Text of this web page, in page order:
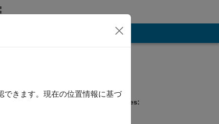
Python, MATLAB
Spoken Languages:
できます。現在の位置情報に基づ